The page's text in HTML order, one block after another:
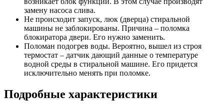
замену насоса слива.
Не происходит запуск, люк (дверца) стиральной
машины не заблокированы. Причина – поломка
блокиратора двери. Его нужно заменить.
Поломан подогрев воды. Вероятно, вышел из строя
термостат – датчик дающий данные о температуре
водной среды в стиральной машине. Его придется
исключительно менять при поломке.
Подробные характеристики